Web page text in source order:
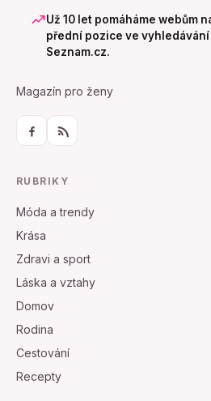
Už 10 let pomáháme webům
přední pozice ve vyhledávání
Seznam.cz.
Magazín pro ženy
RUBRIKY
Móda a trendy
Krása
Zdravi a sport
Láska a vztahy
Domov
Rodina
Cestování
Recepty